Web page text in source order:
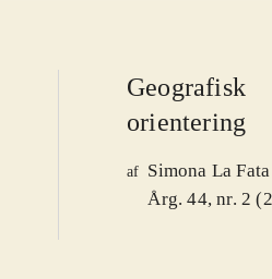
Geografisk
orientering
af Simona La Fata
Årg. 44, nr. 2